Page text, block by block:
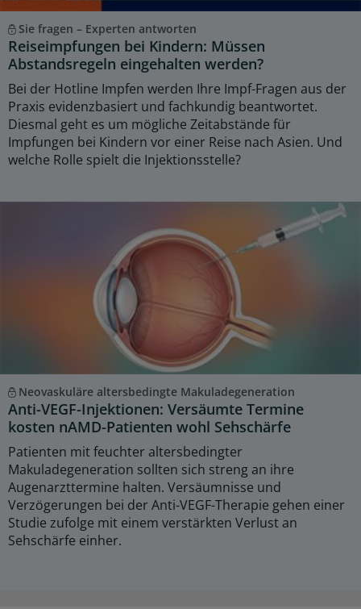
Sie fragen – Experten antworten
Reiseimpfungen bei Kindern: Müssen
Abstandsregeln eingehalten werden?
Bei der Hotline Impfen werden Ihre Impf-Fragen aus der
Praxis evidenzbasiert und fachkundig beantwortet.
Diesmal geht es um mögliche Zeitabstände für
Impfungen bei Kindern vor einer Reise nach Asien. Und
welche Rolle spielt die Injektionsstelle?
Neovaskuläre altersbedingte Makuladegeneration
Anti-VEGF-Injektionen: Versäumte Termine
kosten nAMD-Patienten wohl Sehschärfe
Patienten mit feuchter altersbedingter
Makuladegeneration sollten sich streng an ihre
Augenarzttermine halten. Versäumnisse und
Verzögerungen bei der Anti-VEGF-Therapie gehen einer
Studie zufolge mit einem verstärkten Verlust an
Sehschärfe einher.